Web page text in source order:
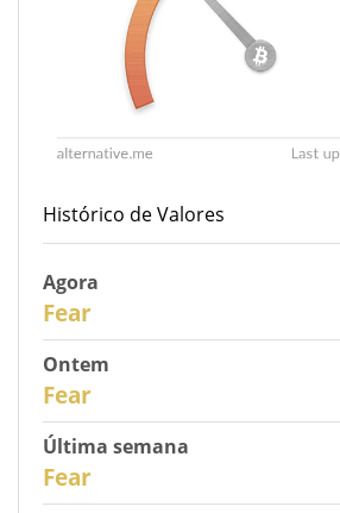
Histórico de Valores
Agora
Fear
Ontem
Fear
Última semana
Fear